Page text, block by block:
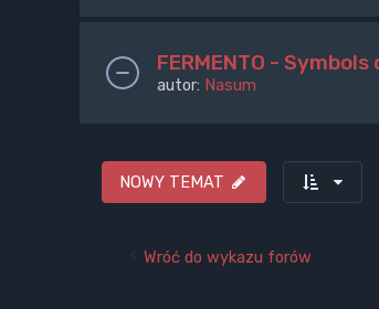
FERMENTO -
autor: Nasum
NOWY TEMAT
Wróć do wykazu forów